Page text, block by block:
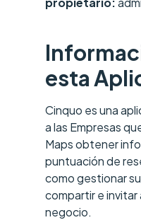
esta
Cinquo es una
a las Empresas
Maps obtener
puntuación de
como gestionar
compartir e invitar
negocio.